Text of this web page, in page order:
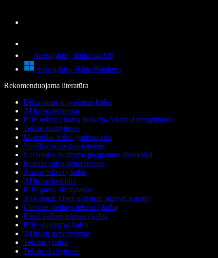
Atsisiųskite, skirta macOS
Atsisiųskite, skirta Windows
Rekomenduojama literatūra
Diktavimas ir įvedimas balsu
AI balso asistentas
PDF teksto į kalbą funkcija Android įrenginiuose
Teksto skaitytuvas
Moteriško balso generatorius
Vyriško balso generatorius
Geriausios skaitymo programos disleksijai
Roboto balso generatorius
Anime teksto į kalbą
AI balso keitiklis
PDF garso skaitytuvas
Ar Google Docs gali man skaityti garsiai?
Chrome plėtinys tekstui į kalbą
Hindi kalbos tekstas į kalbą
PDF skaitymas balsu
AI balsų generavimas
Tekstas į balsą
Teksto skaitytuvas